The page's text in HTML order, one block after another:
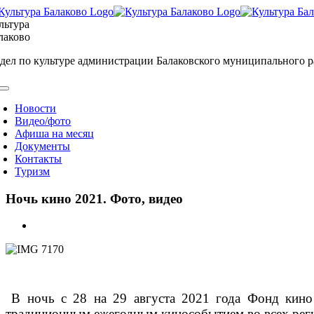
Skip
to
content
по культуре администрации Балаковского муниципального
Новости
Видео/фото
Афиша на месяц
Документы
Контакты
Туризм
Ночь кино 2021. Фото, видео
Image
В ночь с 28 на 29 августа 2021 года Фонд